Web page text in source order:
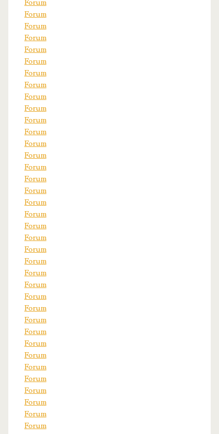
Forum
Forum
Forum
Forum
Forum
Forum
Forum
Forum
Forum
Forum
Forum
Forum
Forum
Forum
Forum
Forum
Forum
Forum
Forum
Forum
Forum
Forum
Forum
Forum
Forum
Forum
Forum
Forum
Forum
Forum
Forum
Forum
Forum
Forum
Forum
Forum
Forum